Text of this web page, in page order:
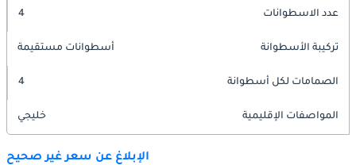
عدد الاسطوانات 4
تركيبة الأسطوانة أسطوانات مستقيمة
الصمامات لكل أسطوانة 4
المواصفات الإقليمية خليجي
الإبلاغ عن سعر غير صحيح